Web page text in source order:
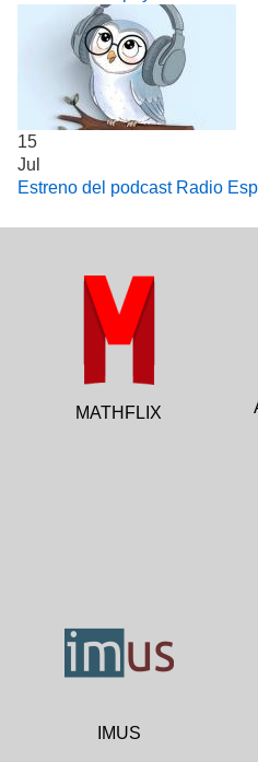
15
Jul
Estreno del podcast Radio
MATHFLIX
IMUS